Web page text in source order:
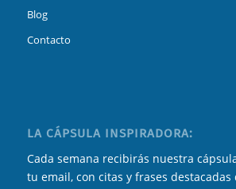
Blog
Contacto
LA CÁPSULA INSPIRADORA:
Cada semana recibirás nuestra
tu email, con citas y frases destacadas